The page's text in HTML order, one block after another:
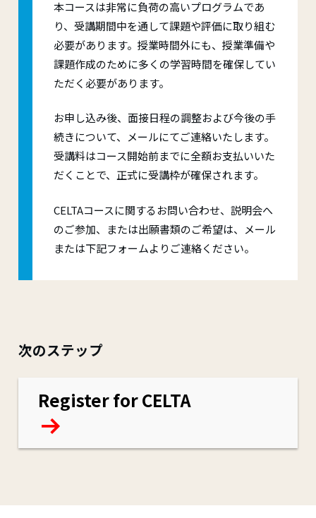
本コースは非常に負荷の高いプログラムであ
り、受講期間中を通して課題や評価に取り組む
必要があります。授業時間外にも、授業準備や
課題作成のために多くの学習時間を確保してい
ただく必要があります。
お申し込み後、面接日程の調整および今後の手
続きについて、メールにてご連絡いたします。
受講料はコース開始前までに全額お支払いいた
だくことで、正式に受講枠が確保されます。
CELTAコースに関するお問い合わせ、説明会へ
のご参加、または出願書類のご希望は、メール
または下記フォームよりご連絡ください。
次のステップ
Register for CELTA